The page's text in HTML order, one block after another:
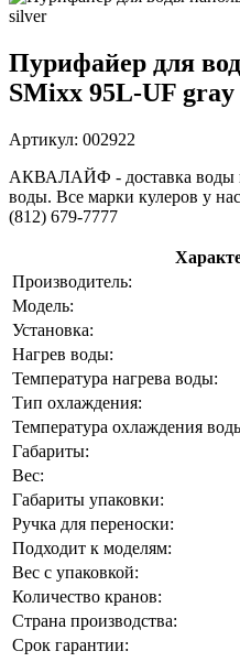
Пурифайер для
SMixx 95L-UF
Артикул: 002922
АКВАЛАЙФ - доставка воды
воды. Все марки кулеров у
(812) 679-7777
Производитель:
Модель:
Установка:
Нагрев воды:
Температура нагрева воды:
Тип охлаждения:
Температура охлаждения
Габариты:
Вес:
Габариты упаковки:
Ручка для переноски:
Подходит к моделям:
Вес с упаковкой:
Количество кранов:
Страна производства:
Срок гарантии: